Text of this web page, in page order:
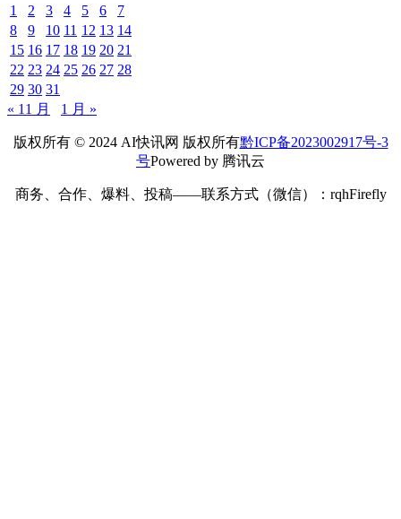
1
2 3 4 5 6
7
8
9 10 11 12 13 14
15 16 17 18 19 20 21
22 23 24 25 26 27 28
29 30 31
« 11 月
1 月 »
版权所有 © 2024 AI快讯网 版权所有黔ICP备2023002917号-3
号Powered by 腾讯云
商务、合作、爆料、投稿——联系方式（微信）：rqhFirefly